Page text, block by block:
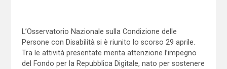
L’Osservatorio Nazionale sulla Condizione delle
Persone con Disabilità si è riunito lo scorso 29 aprile.
Tra le attività presentate merita attenzione l’impegno
del Fondo per la Repubblica Digitale, nato per sostenere